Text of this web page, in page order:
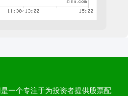
一个专注于为投资者提供股票配